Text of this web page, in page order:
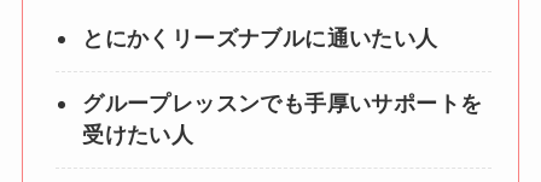
とにかくリーズナブルに通いたい人
グループレッスンでも手厚いサポートを
受けたい人